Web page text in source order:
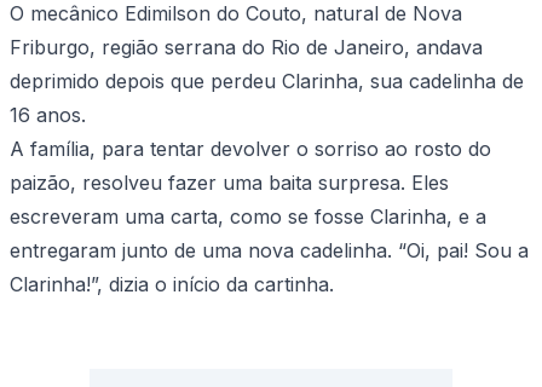
O mecânico Edimilson do Couto, natural de Nova
Friburgo, região serrana do Rio de Janeiro, andava
deprimido depois que perdeu Clarinha, sua cadelinha de
16 anos.
A família, para tentar devolver o sorriso ao rosto do
paizão, resolveu fazer uma baita surpresa. Eles
escreveram uma carta, como se fosse Clarinha, e a
entregaram junto de uma nova cadelinha. “Oi, pai! Sou a
Clarinha!”, dizia o início da cartinha.